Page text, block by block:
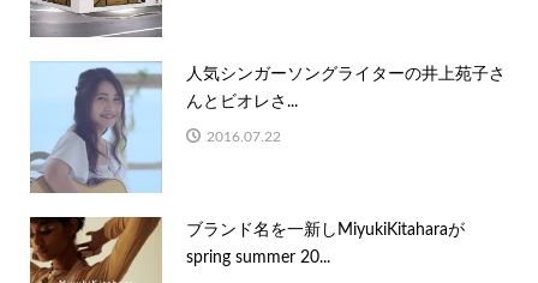
人気シンガーソングライターの井上苑子さ
んとビオレさ...
2016.07.22
ブランド名を一新しMiyukiKitaharaが
spring summer 20...